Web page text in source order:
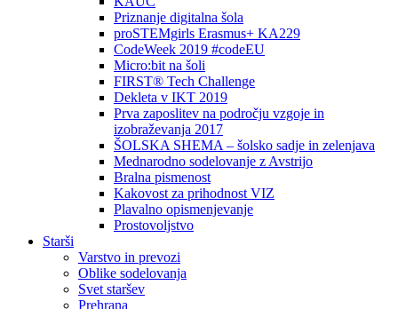
Priznanje digitalna šola
proSTEMgirls Erasmus+ KA229
CodeWeek 2019 #codeEU
Micro:bit na šoli
FIRST® Tech Challenge
Dekleta v IKT 2019
Prva zaposlitev na področju vzgoje in
izobraževanja 2017
ŠOLSKA SHEMA – šolsko sadje in zelenjava
Mednarodno sodelovanje z Avstrijo
Bralna pismenost
Kakovost za prihodnost VIZ
Plavalno opismenjevanje
Prostovoljstvo
Starši
Varstvo in prevozi
Oblike sodelovanja
Svet staršev
Prehrana